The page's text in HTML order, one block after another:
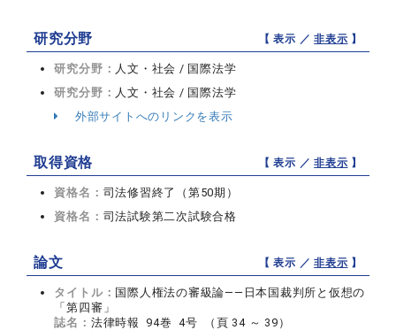
研究分野 【 表示 ／非表示 】
研究分野： 人文・社会 / 国際法学
研究分野： 人文・社会 / 国際法学
外部サイトへのリンクを表示
取得資格 【 表示 ／非表示 】
資格名： 司法修習終了（第50期）
資格名： 司法試験第二次試験合格
論文 【 表示 ／非表示 】
タイトル： 国際人権法の審級論――日本国裁判所と仮想の
「第四審」
誌名： 法律時報 94巻 4号 （頁 34 ～ 39）